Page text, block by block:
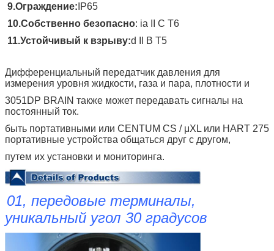
9.Ограждение: IP65
10.Собственно безопасно: ia II C T6
11.Устойчивый к взрыву:d II B T5
Дифференциальный передатчик давления для
измерения уровня жидкости, газа и пара, плотности и
3051DP BRAIN также может передавать сигналы на
постоянный ток.
быть портативными или CENTUM CS / μXL или HART 275
портативные устройства общаться друг с другом,
путем их установки и мониторинга.
01, передовые терминалы,
уникальный угол 30 градусов